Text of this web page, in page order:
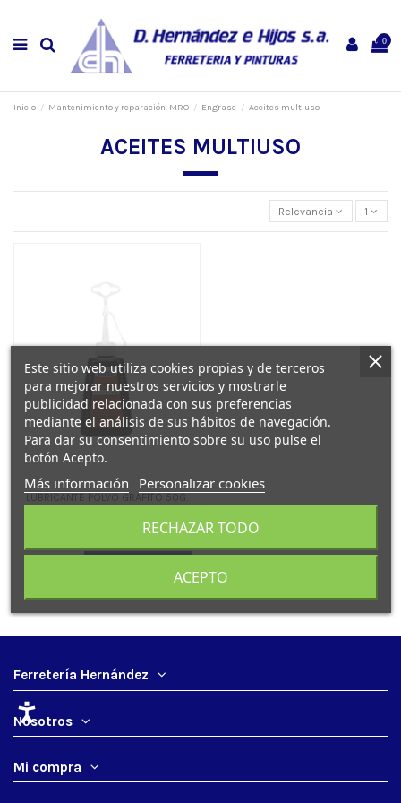
0
Inicio Mantenimiento y reparación. MRO Engrase Aceites multiuso
ACEITES MULTIUSO
Relevancia 1
LUBRICANTE POLVO GRAFITO 50G.
Ferretería Hernández
Nosotros
Mi compra
Este sitio web utiliza cookies propias y de terceros
para mejorar nuestros servicios y mostrarle
publicidad relacionada con sus preferencias
mediante el análisis de sus hábitos de navegación.
Para dar su consentimiento sobre su uso pulse el
botón Acepto.
Más información Personalizar cookies
RECHAZAR TODO
ACEPTO